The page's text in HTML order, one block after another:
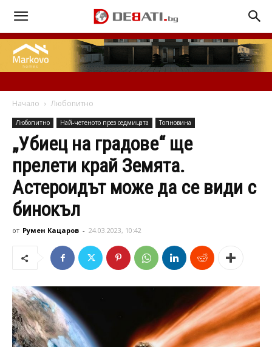
Начало Любопитно
Любопитно Най-четеното през седмицата Топновина
„Убиец на градове“ ще
прелети край Земята.
Астероидът може да се види с
бинокъл
от Румен Кацаров - 24.03.2023, 10:42